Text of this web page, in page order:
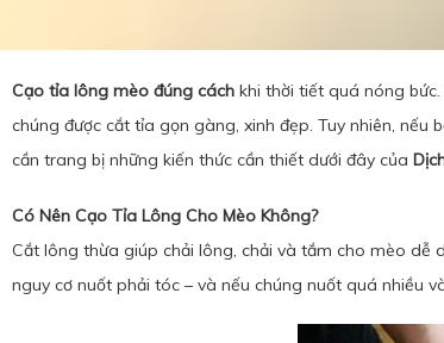
Cạo tỉa lông mèo đúng cách khi thời tiết quá nóng
chúng được cắt tỉa gọn gàng, xinh đẹp. Tuy nhiên,
cần trang bị những kiến thức cần thiết dưới đây của
Có Nên Cạo Tỉa Lông Cho Mèo Không?
Cắt lông thừa giúp chải lông, chải và tắm cho mèo dễ
nguy cơ nuốt phải tóc – và nếu chúng nuốt quá nhiều